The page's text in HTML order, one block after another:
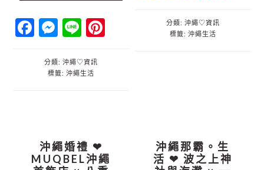
Facebook
Messenger
Line Pinterest
分類:沖繩♡資訊
標籤:沖繩生活
分類: 沖繩♡資訊
標籤: 沖繩生活
沖繩婚禮 ❤︎
MUQBEL沖繩
沖繩那霸。生
活 ❤︎ 波之上神